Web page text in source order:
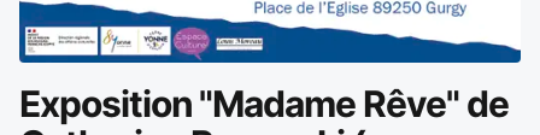
Exposition "Madame Rêve" de